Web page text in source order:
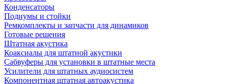
Конденсаторы
Подиумы и стойки
Ремкомплекты и запчасти для динамиков
Готовые решения
Штатная акустика
Коаксиалы для штатной акустики
Сабвуферы для установки в штатные места
Усилители для штатных аудиосистем
Компонентная штатная автоакустика